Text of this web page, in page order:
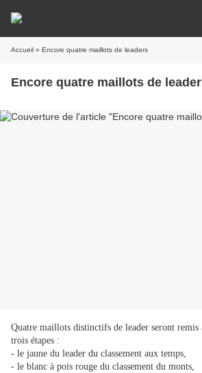
Accueil » Encore quatre maillots de leaders
Encore quatre maillots de
Quatre maillots distinctifs de leader seront remis
trois étapes :
- le jaune du leader du classement aux temps,
- le blanc à pois rouge du classement du monts,